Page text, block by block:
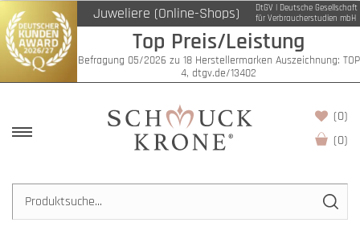
Juweliere (Online-Shops)
DtGV | Deutsche Gesellschaft
für Verbraucherstudien mbH
Top Preis/Leistung
Befragung 05/2026 zu 18 Herstellermarken Auszeichnung: TOP
4, dtgv.de/13402
(0)
(0)